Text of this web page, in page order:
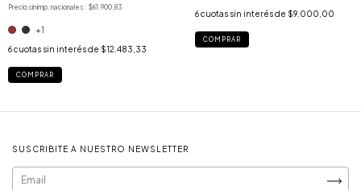
Precio sin imp. nacionales: $61.900,83
+1
6cuotas sin interés de $12.483,33
COMPRAR
6 cuotas sin interés de $9.000,00
COMPRAR
SUSCRIBITE A NUESTRO NEWSLETTER